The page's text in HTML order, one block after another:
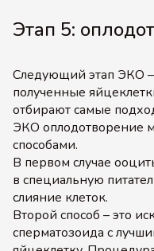
Этап 5:
Следующий этап ЭКО –
полученные
отбирают самые
ЭКО оплодотворение
способами.
В первом случае
в специальную
слияние клеток.
Второй способ – это
сперматозоида с